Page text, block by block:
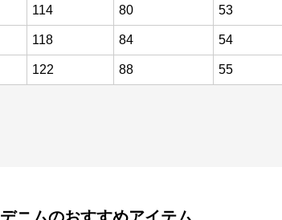
114 80 53
118 84 54
122 88 55